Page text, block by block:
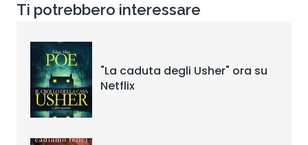
Ti potrebbero interessare
"La caduta degli Usher" ora su
Netflix